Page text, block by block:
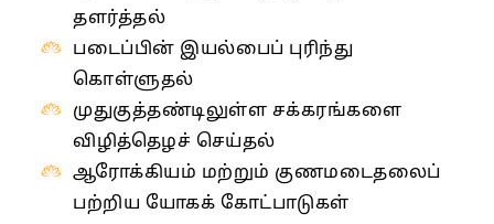
தளர்த்தல்
படைப்பின் இயல்பைப் புரிந்து
கொள்ளுதல்
முதுகுத்தண்டிலுள்ள சக்கரங்களை
விழித்தெழச் செய்தல்
ஆரோக்கியம் மற்றும் குணமடைதலைப்
பற்றிய யோகக் கோட்பாடுகள்